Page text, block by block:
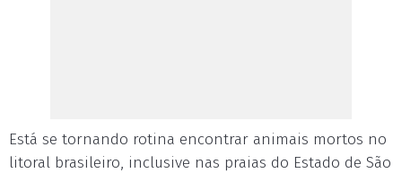
Está se tornando rotina encontrar animais mortos no
litoral brasileiro, inclusive nas praias do Estado de São